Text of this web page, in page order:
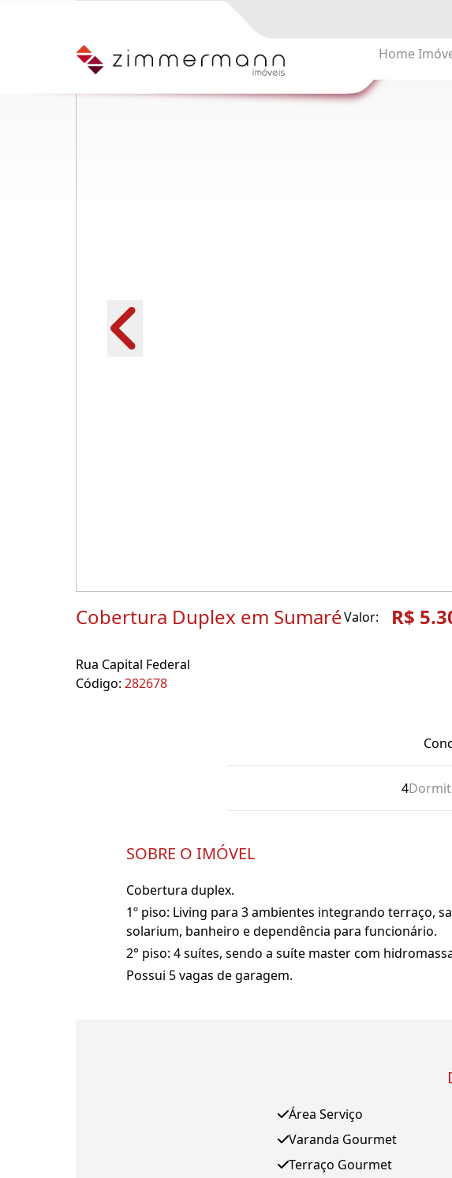
Home
Cobertura Duplex em SumaréValor: R$
Rua Capital Federal
Código: 282678
4
SOBRE O IMÓVEL
Cobertura duplex.
1º piso: Living para 3 ambientes integrando terraço,
solarium, banheiro e dependência para funcionário.
2° piso: 4 suítes, sendo a suíte master com
Possui 5 vagas de garagem.
Área Serviço
Varanda Gourmet
Terraço Gourmet